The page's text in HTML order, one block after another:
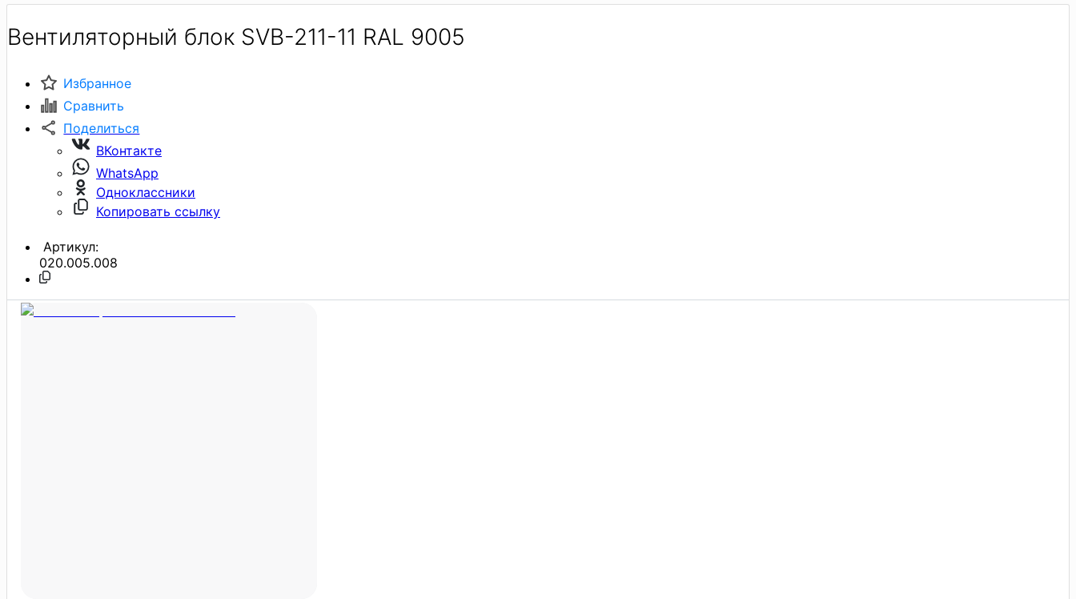
Вентиляторный блок SVB-211-11 RAL 9005
Избранное
Сравнить
Поделиться
ВКонтакте
WhatsApp
Одноклассники
Копировать ссылку
Артикул:
020.005.008